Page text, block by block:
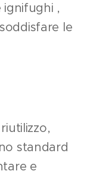
ignifughi ,
le
standard
e